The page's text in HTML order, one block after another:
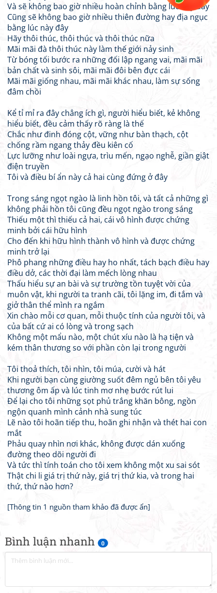
Bình luận nhanh 0
Và sẽ không bao giờ nhiều hoàn chỉnh bằng lúc này đây
Cũng sẽ không bao giờ nhiều thiên đường hay địa ngục
bằng lúc này đây
Hãy thôi thúc, thôi thúc và thôi thúc nữa
Mãi mãi đà thôi thúc này làm thế giới nảy sinh
Từ bóng tối bước ra những đối lập ngang vai, mãi mãi
bản chất và sinh sôi, mãi mãi đôi bên đực cái
Mãi mãi giống nhau, mãi mãi khác nhau, làm sự sống
đâm chồi
Kể tỉ mỉ ra đây chẳng ích gì, người hiểu biết, kẻ không
hiểu biết, đều cảm thấy rõ ràng là thế
Chắc như đinh đóng cột, vững như bàn thạch, cột
chống rầm ngang thảy đều kiên cố
Lực lưỡng như loài ngựa, trìu mến, ngạo nghễ, giần giật
điện truyền
Tôi và điều bí ẩn này cả hai cùng đứng ở đây
Trong sáng ngọt ngào là linh hồn tôi, và tất cả những gì
không phải hồn tôi cũng đều ngọt ngào trong sáng
Thiếu một thì thiếu cả hai, cái vô hình được chứng
minh bởi cái hữu hình
Cho đến khi hữu hình thành vô hình và được chứng
minh trở lại
Phô phang những điều hay ho nhất, tách bạch điều hay
điều dở, các thời đại làm mếch lòng nhau
Thấu hiểu sự an bài và sự trường tồn tuyệt vời của
muôn vật, khi người ta tranh cãi, tôi lặng im, đi tắm và
giở thân thể mình ra ngắm
Xin chào mỗi cơ quan, mỗi thuộc tính của người tôi, và
của bất cứ ai có lòng và trong sạch
Không một mẩu nào, một chút xíu nào là hạ tiện và
kém thân thương so với phần còn lại trong người
Tôi thoả thích, tôi nhìn, tôi múa, cười và hát
Khi người bạn cùng giường suốt đêm ngủ bên tôi yêu
thương ôm ấp và lúc tinh mơ nhẹ bước rút lui
Để lại cho tôi những sọt phủ trắng khăn bông, ngồn
ngộn quanh mình cảnh nhà sung túc
Lẽ nào tôi hoãn tiếp thu, hoãn ghi nhận và thét hai con
mắt
Phảu quay nhìn nơi khác, không được dán xuống
đường theo dõi người đi
Và tức thì tính toán cho tôi xem không một xu sai sót
Thật chi li giá trị thứ này, giá trị thứ kia, và trong hai
thứ, thứ nào hơn?
[Thông tin 1 nguồn tham khảo đã được ẩn]